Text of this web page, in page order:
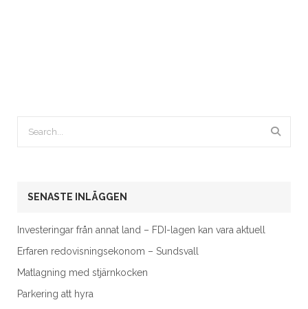
SENASTE INLÄGGEN
Investeringar från annat land – FDI-lagen kan vara aktuell
Erfaren redovisningsekonom – Sundsvall
Matlagning med stjärnkocken
Parkering att hyra